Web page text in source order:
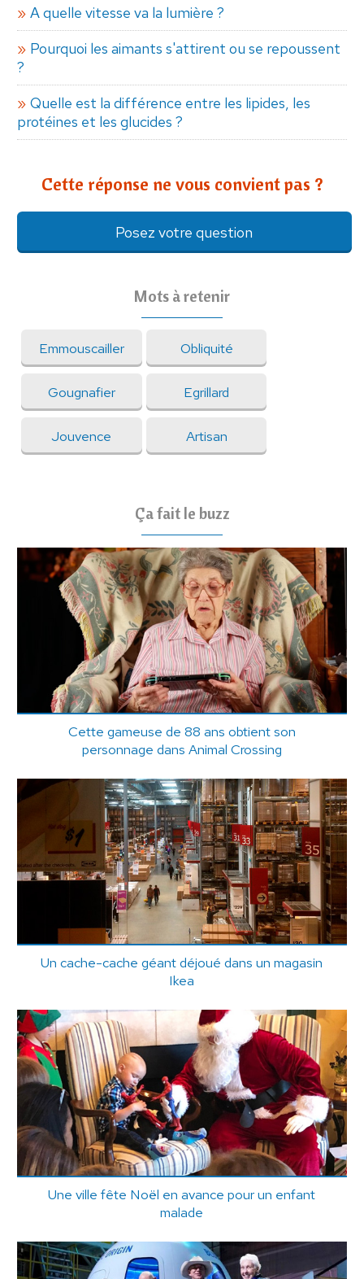
A quelle vitesse va la lumière ?
Pourquoi les aimants s'attirent ou se repoussent
?
Quelle est la différence entre les lipides, les
protéines et les glucides ?
Cette réponse ne vous convient pas ?
Posez votre question
Mots à retenir
Emmouscailler Obliquité
Gougnafier Egrillard
Jouvence Artisan
Ça fait le buzz
Cette gameuse de 88 ans obtient son
personnage dans Animal Crossing
Un cache-cache géant déjoué dans un magasin
Ikea
Une ville fête Noël en avance pour un enfant
malade